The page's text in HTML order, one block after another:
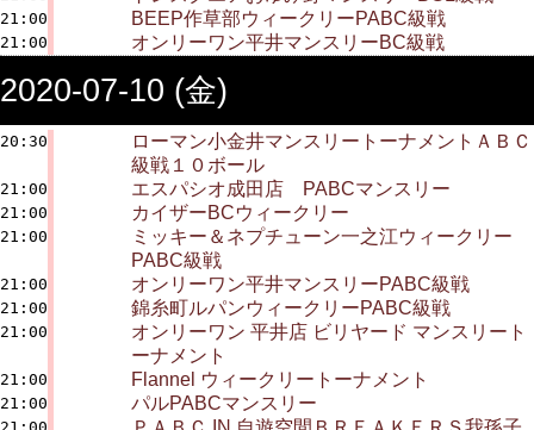
21:00 BEEP作草部ウィークリーPABC級戦
21:00 オンリーワン平井マンスリーBC級戦
2020-07-10 (金)
20:30
ローマン小金井マンスリートーナメントＡＢＣ
級戦１０ボール
21:00 エスパシオ成田店 PABCマンスリー
21:00 カイザーBCウィークリー
21:00
ミッキー＆ネプチューン一之江ウィークリー
PABC級戦
21:00 オンリーワン平井マンスリーPABC級戦
21:00 錦糸町ルパンウィークリーPABC級戦
21:00
オンリーワン 平井店 ビリヤード マンスリート
ーナメント
21:00 Flannel ウィークリートーナメント
21:00 パルPABCマンスリー